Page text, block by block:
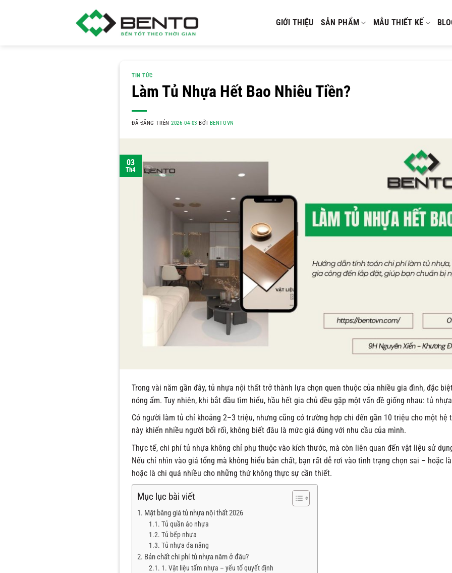
GIỚI THIỆU SẢN PHẨM MẪU THIẾT KẾ
TIN TỨC
Làm Tủ Nhựa Hết Bao Nhiêu Tiền?
ĐÃ ĐĂNG TRÊN2026-04-03 BỞI BENTOVN
03
Th4
Trong vài năm gần đây, tủ nhựa nội thất trở thành lựa chọn quen thuộc của nhiều gia đình, đặc
nóng ẩm. Tuy nhiên, khi bắt đầu tìm hiểu, hầu hết gia chủ đều gặp một vấn đề giống nhau: tủ
Có người làm tủ chỉ khoảng 2–3 triệu, nhưng cũng có trường hợp chi đến gần 10 triệu cho một hệ
này khiến nhiều người bối rối, không biết đâu là mức giá đúng với nhu cầu của mình.
Thực tế, chi phí tủ nhựa không chỉ phụ thuộc vào kích thước, mà còn liên quan đến vật liệu sử
Nếu chỉ nhìn vào giá tổng mà không hiểu bản chất, bạn rất dễ rơi vào tình trạng chọn sai – hoặc
hoặc là chi quá nhiều cho những thứ không thực sự cần thiết.
Mục lục bài viết
Mặt bằng giá tủ nhựa nội thất 2026
Tủ quần áo nhựa
Tủ bếp nhựa
Tủ nhựa đa năng
Bản chất chi phí tủ nhựa nằm ở đâu?
1. Vật liệu tấm nhựa – yếu tố quyết định